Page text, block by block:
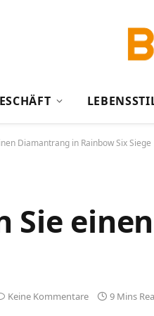
Diamantrang in Rainbow Six Siege
Sie
Keine Kommentare 9 Mins